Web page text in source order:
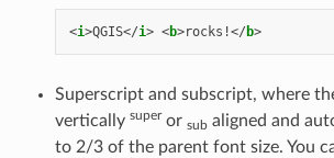
<i>QGIS</i> <b>rocks!</ b>
Superscript and subscript, where
vertically super or subaligned and
to 2/3 of the parent font size. You